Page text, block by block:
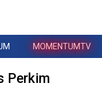
MOMENTUMTV
Perkim